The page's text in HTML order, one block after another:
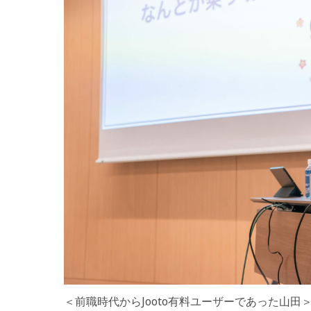
＜前職時代からJooto有料ユーザーであった山田